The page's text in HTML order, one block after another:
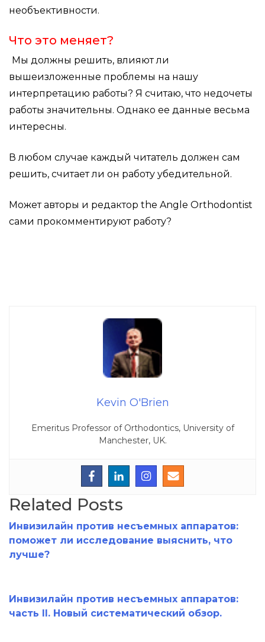
необъективности.
Что это меняет?
Мы должны решить, влияют ли
вышеизложенные проблемы на нашу
интерпретацию работы? Я считаю, что недочеты
работы значительны. Однако ее данные весьма
интересны.
В любом случае каждый читатель должен сам
решить, считает ли он работу убедительной.
Может авторы и редактор the Angle Orthodontist
сами прокомментируют работу?
Kevin O'Brien
Emeritus Professor of Orthodontics, University of
Manchester, UK.
Related Posts
Инвизилайн против несъемных аппаратов:
поможет ли исследование выяснить, что
лучше?
Инвизилайн против несъемных аппаратов:
часть II. Новый систематический обзор.